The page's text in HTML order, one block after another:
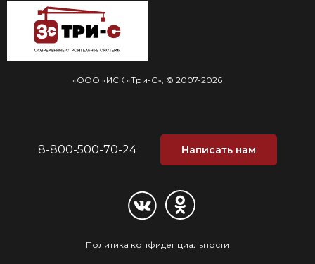
«ООО «ИСК «Три-С», © 2007-2026
8-800-500-70-24 Написать нам
Политика конфиденциальности